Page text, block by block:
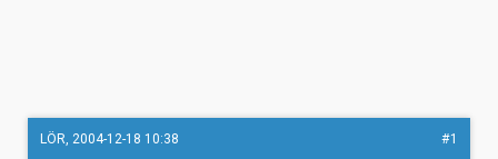
LÖR, 2004-12-18 10:38 #1